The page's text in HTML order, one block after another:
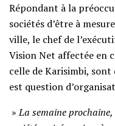
Répondant à la
sociétés d’être à
ville, le chef de
Vision Net affectée en
celle de Karisimbi,
est question
»La semaine